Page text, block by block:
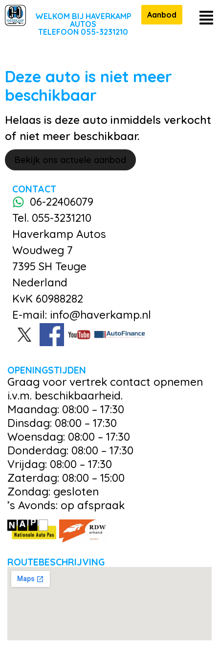
WELKOM BIJ HAVERKAMP
AUTOS
TELEFOON 055-3231210
Aanbod
Deze auto is niet meer
beschikbaar
Helaas is deze auto inmiddels verkocht
of niet meer beschikbaar.
Bekijk ons actuele aanbod
CONTACT
06-22406079
Tel. 055-3231210
Haverkamp Autos
Woudweg 7
7395 SH Teuge
Nederland
KvK 60988282
E-mail: info@haverkamp.nl
OPENINGSTIJDEN
Graag voor vertrek contact opnemen
i.v.m. beschikbaarheid.
Maandag: 08:00 – 17:30
Dinsdag: 08:00 – 17:30
Woensdag: 08:00 – 17:30
Donderdag: 08:00 – 17:30
Vrijdag: 08:00 – 17:30
Zaterdag: 08:00 – 15:00
Zondag: gesloten
’s Avonds: op afspraak
ROUTEBESCHRIJVING